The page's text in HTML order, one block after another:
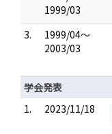
1999/03
3.
1999/04～
2003/03
学会発表
1.
2023/11/18